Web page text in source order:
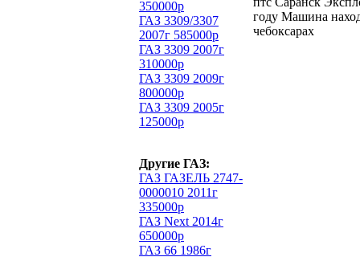
350000р
ГАЗ 3309/3307
2007г 585000р
ГАЗ 3309 2007г
310000р
ГАЗ 3309 2009г
800000р
ГАЗ 3309 2005г
125000р
Другие ГАЗ:
ГАЗ ГАЗЕЛЬ 2747-
0000010 2011г
335000р
ГАЗ Next 2014г
650000р
ГАЗ 66 1986г
году Машина
чебоксарах